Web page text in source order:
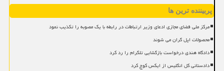
پربیننده ترین ها
مرکز ملی فضای مجازی ادعای وزیر ارتباطات در رابطه با یک مصوبه را تکذیب نمود
محصولات اپل گران می شوند
دادگاه هندی درخواست بازگشایی تلگرام را رد کرد
دادستانی کل انگلیس از ایکس کوچ کرد